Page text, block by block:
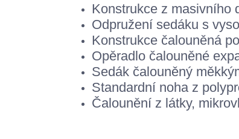
Konstrukce z masivního
Odpružení sedáku s
Konstrukce čalouněná
Opěradlo čalouněné
Sedák čalouněný
Standardní noha z
Čalounění z látky,